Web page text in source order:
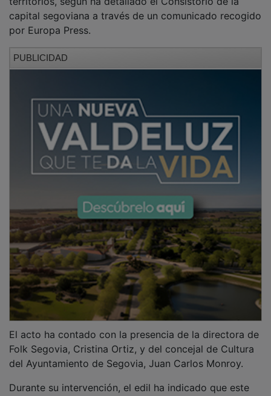
capital segoviana a través de un comunicado recogido
por Europa Press.
del Ayuntamiento de Segovia, Juan Carlos Monroy.
Durante su intervención, el edil ha indicado que este
acuerdo supone unir esfuerzos para proteger, difundir
y proyectar la música de raíz y las tradiciones
populares como "parte esencial de la identidad
Asimismo, ha subrayado que iniciativas como esta
permiten crear puentes entre territorios a través de la
cultura y fomentar el intercambio artístico y humano
entre colectivos, asociaciones y festivales.
Por su parte, Ortiz ha expresado su gratitud a la
organización de la Fiesta del Folklore de Marchamalo
y a su Ayuntamiento por este hermanamiento, que han
dedicado, desde Folk Segovia, al que fuera su
fundador, fallecido hace unos meses, Luis Martín.
"Con este hermanamiento se unen dos festivales con
y colaborar mutuamente para la divulgación del